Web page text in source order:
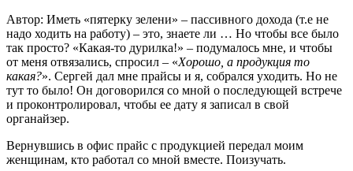
Автор: Иметь «пятерку зелени» – пассивного дохода (т.е не
надо ходить на работу) – это, знаете ли … Но чтобы все было
так просто? «Какая-то дурилка!» – подумалось мне, и чтобы
от меня отвязались, спросил – «Хорошо, а продукция то
какая?». Сергей дал мне прайсы и я, собрался уходить. Но не
тут то было! Он договорился со мной о последующей встрече
и проконтролировал, чтобы ее дату я записал в свой
органайзер.
Вернувшись в офис прайс с продукцией передал моим
женщинам, кто работал со мной вместе. Поизучать.